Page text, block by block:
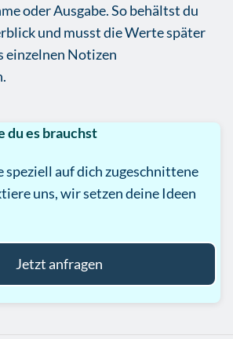
oder Ausgabe. So behältst du
und musst die Werte später
einzelnen Notizen
du es brauchst
speziell auf dich zugeschnittene
uns, wir setzen deine Ideen
Jetzt anfragen